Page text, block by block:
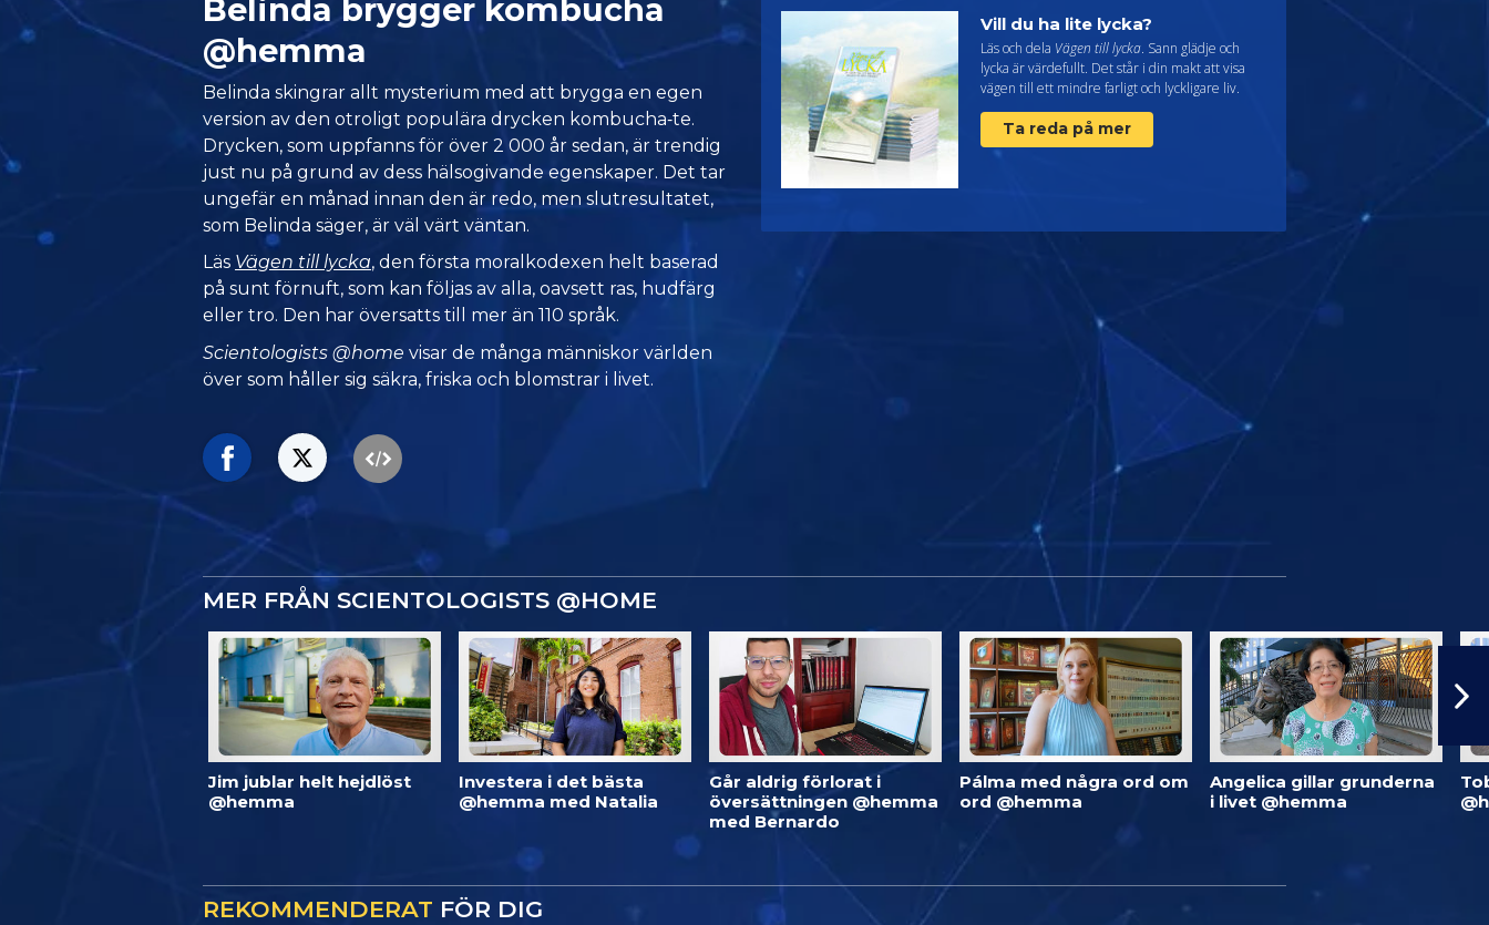
Belinda brygger kombucha
@hemma
Belinda skingrar allt mysterium med att brygga en egen
version av den otroligt populära drycken kombucha‑te.
Drycken, som uppfanns för över 2 000 år sedan, är trendig
just nu på grund av dess hälsogivande egenskaper. Det tar
ungefär en månad innan den är redo, men slutresultatet,
som Belinda säger, är väl värt väntan.
Läs Vägen till lycka, den första moralkodexen helt baserad
på sunt förnuft, som kan följas av alla, oavsett ras, hudfärg
eller tro. Den har översatts till mer än 110 språk.
Scientologists @home visar de många människor världen
över som håller sig säkra, friska och blomstrar i livet.
Vill du ha lite lycka?
Läs och dela Vägen till lycka. Sann glädje och
lycka är värdefullt. Det står i din makt att visa
vägen till ett mindre farligt och lyckligare liv.
Ta reda på mer
MER FRÅN SCIENTOLOGISTS @HOME
Jim jublar helt hejdlöst
@hemma
Investera i det bästa
@hemma med Natalia
Går aldrig förlorat i
översättningen @hemma
med Bernardo
Pálma med några ord om
ord @hemma
Angelica gillar grunderna
i livet @hemma
REKOMMENDERAT FÖR DIG